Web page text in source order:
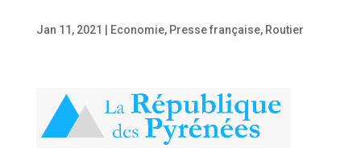
Jan 11, 2021 Economie, Presse française, Routier